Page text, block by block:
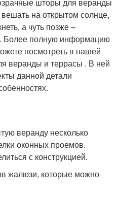
шторы для веранды
на открытом солнце,
а чуть позже –
Более полную информацию
посмотреть в нашей
веранды и террасы . В ней
данной детали
веранду несколько
оконных проемов.
с конструкцией.
жалюзи, которые можно